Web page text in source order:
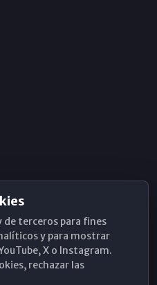
de terceros para fines
y para mostrar
X o Instagram.
rechazar las